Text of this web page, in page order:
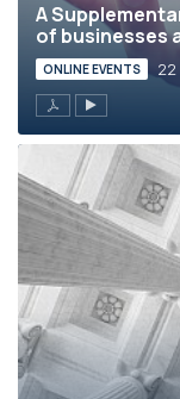
A
of businesses
ONLINE EVENTS